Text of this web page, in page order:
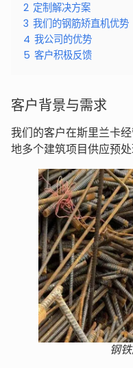
2 定制解决方案
3 我们的钢筋矫直机优势
4 我公司的优势
5 客户积极反馈
客户背景与需求
我们的客户在斯里兰卡
地多个建筑项目供应预处
钢